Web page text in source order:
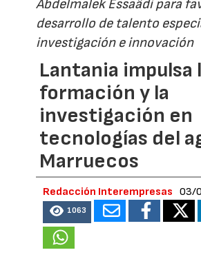
Abdelmalek Essaâdi para
desarrollo de talento
investigación e innovación
Lantania impulsa
formación y la
investigación en
tecnologías del
Marruecos
Redacción Interempresas 03/
1063